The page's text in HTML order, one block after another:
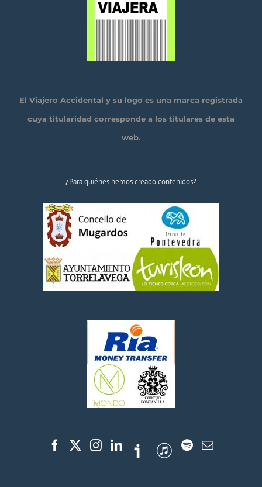
El Viajero Accidental y su logo es una marca registrada
cuya titularidad corresponde a los titulares de esta
web.
¿Para quiénes hemos creado contenidos?